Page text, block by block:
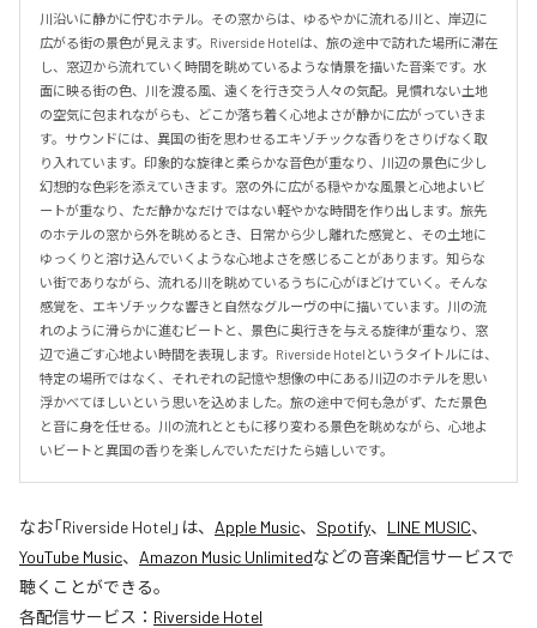
川沿いに静かに佇むホテル。その窓からは、ゆるやかに流れる川と、岸辺に
広がる街の景色が見えます。Riverside Hotelは、旅の途中で訪れた場所に滞在
し、窓辺から流れていく時間を眺めているような情景を描いた音楽です。水
面に映る街の色、川を渡る風、遠くを行き交う人々の気配。見慣れない土地
の空気に包まれながらも、どこか落ち着く心地よさが静かに広がっていきま
す。サウンドには、異国の街を思わせるエキゾチックな香りをさりげなく取
り入れています。印象的な旋律と柔らかな音色が重なり、川辺の景色に少し
幻想的な色彩を添えていきます。窓の外に広がる穏やかな風景と心地よいビ
ートが重なり、ただ静かなだけではない軽やかな時間を作り出します。旅先
のホテルの窓から外を眺めるとき、日常から少し離れた感覚と、その土地に
ゆっくりと溶け込んでいくような心地よさを感じることがあります。知らな
い街でありながら、流れる川を眺めているうちに心がほどけていく。そんな
感覚を、エキゾチックな響きと自然なグルーヴの中に描いています。川の流
れのように滑らかに進むビートと、景色に奥行きを与える旋律が重なり、窓
辺で過ごす心地よい時間を表現します。Riverside Hotelというタイトルには、
特定の場所ではなく、それぞれの記憶や想像の中にある川辺のホテルを思い
浮かべてほしいという思いを込めました。旅の途中で何も急がず、ただ景色
と音に身を任せる。川の流れとともに移り変わる景色を眺めながら、心地よ
いビートと異国の香りを楽しんでいただけたら嬉しいです。
なお「Riverside Hotel 」は、 Apple Music、 Spotify、 LINE MUSIC、
YouTube Music、 Amazon Music Unlimitedなどの音楽配信サービスで
聴くことができる。
各配信サービス： Riverside Hotel